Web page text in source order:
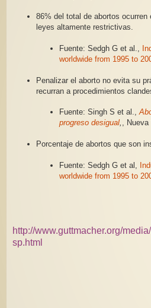
86% del total de abortos
leyes altamente restrictivas.
Fuente: Sedgh G et al.,
worldwide from 1995 to
Penalizar el aborto no evita su
recurran a procedimientos
Fuente: Singh S et al.,
progreso desigual, ,
Porcentaje de abortos que son
Fuente: Sedgh G et al,
worldwide from 1995 to
http://www.guttmacher.org/
sp.html